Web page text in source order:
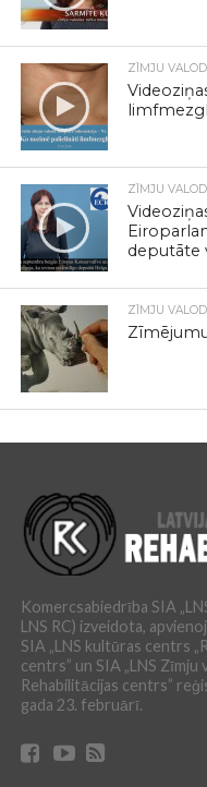
ZĪMJU
ZĪMJU
deputāte
ZĪMJU
Komercsabiedrība SIA
LNS RC) izveidota,
SIA „LNS kultūras centrs
centrs” un SIA „LNS Zīmju
Rehabilitācijas centrs”
gada 23. februārī.